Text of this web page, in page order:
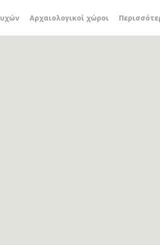
Αρχαιολογικοί χώροι